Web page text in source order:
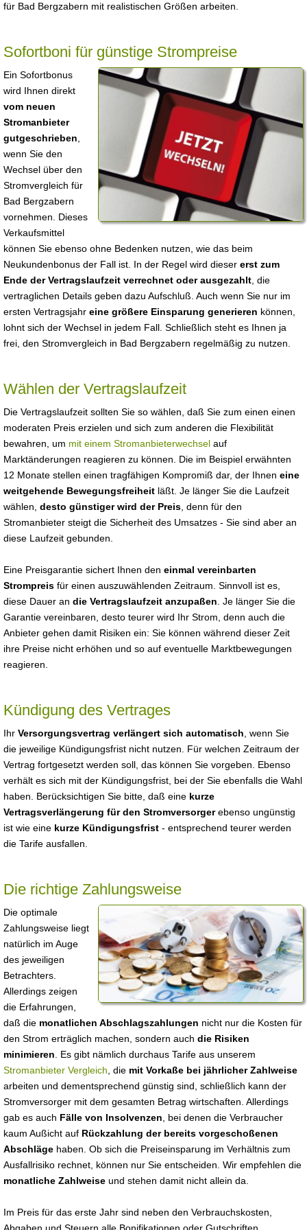
für Bad Bergzabern mit realistischen Größen arbeiten.
Sofortboni für günstige Strompreise
Ein Sofortbonus
wird Ihnen direkt
vom neuen
Stromanbieter
gutgeschrieben
wenn Sie den
Wechsel über den
Stromvergleich für
Bad Bergzabern
vornehmen. Dieses
Verkaufsmittel
können Sie ebenso ohne Bedenken nutzen, wie das beim
Neukundenbonus der Fall ist. In der Regel wird dieser erst zum
Ende der Vertragslaufzeit verrechnet oder ausgezahlt , die
vertraglichen Details geben dazu Aufschluß. Auch wenn Sie nur im
ersten Vertragsjahr eine größere Einsparung generieren können,
lohnt sich der Wechsel in jedem Fall. Schließlich steht es Ihnen ja
frei, den Stromvergleich in Bad Bergzabern regelmäßig zu nutzen.
Wählen der Vertragslaufzeit
Die Vertragslaufzeit sollten Sie so wählen, daß Sie zum einen einen
moderaten Preis erzielen und sich zum anderen die Flexibilität
bewahren, um mit einem Stromanbieterwechsel auf
Marktänderungen reagieren zu können. Die im Beispiel erwähnten
12 Monate stellen einen tragfähigen Kompromiß dar, der Ihnen eine
weitgehende Bewegungsfreiheit läßt. Je länger Sie die Laufzeit
wählen, desto günstiger wird der Preis , denn für den
Stromanbieter steigt die Sicherheit des Umsatzes - Sie sind aber an
diese Laufzeit gebunden.
Eine Preisgarantie sichert Ihnen den einmal vereinbarten
Strompreis für einen auszuwählenden Zeitraum. Sinnvoll ist es,
diese Dauer an die Vertragslaufzeit anzupaßen . Je länger Sie die
Garantie vereinbaren, desto teurer wird Ihr Strom, denn auch die
Anbieter gehen damit Risiken ein: Sie können während dieser Zeit
ihre Preise nicht erhöhen und so auf eventuelle Marktbewegungen
reagieren.
Kündigung des Vertrages
Ihr Versorgungsvertrag verlängert sich automatisch , wenn Sie
die jeweilige Kündigungsfrist nicht nutzen. Für welchen Zeitraum der
Vertrag fortgesetzt werden soll, das können Sie vorgeben. Ebenso
verhält es sich mit der Kündigungsfrist, bei der Sie ebenfalls die Wahl
haben. Berücksichtigen Sie bitte, daß eine kurze
Vertragsverlängerung für den Stromversorgerebenso ungünstig
ist wie eine kurze Kündigungsfrist - entsprechend teurer werden
die Tarife ausfallen.
Die richtige Zahlungsweise
Die optimale
Zahlungsweise liegt
natürlich im Auge
des jeweiligen
Betrachters.
Allerdings zeigen
die Erfahrungen,
daß die monatlichen Abschlagszahlungen nicht nur die Kosten für
den Strom erträglich machen, sondern auch die Risiken
minimieren . Es gibt nämlich durchaus Tarife aus unserem
Stromanbieter Vergleich , die mit Vorkaße bei jährlicher Zahlweise
arbeiten und dementsprechend günstig sind, schließlich kann der
Stromversorger mit dem gesamten Betrag wirtschaften. Allerdings
gab es auch Fälle von Insolvenzen , bei denen die Verbraucher
kaum Außicht auf Rückzahlung der bereits vorgeschoßenen
Abschläge haben. Ob sich die Preiseinsparung im Verhältnis zum
Ausfallrisiko rechnet, können nur Sie entscheiden. Wir empfehlen die
monatliche Zahlweise und stehen damit nicht allein da.
Im Preis für das erste Jahr sind neben den Verbrauchskosten,